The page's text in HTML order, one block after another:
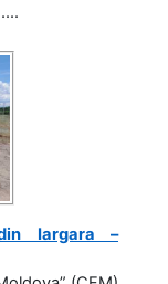
Iargara –